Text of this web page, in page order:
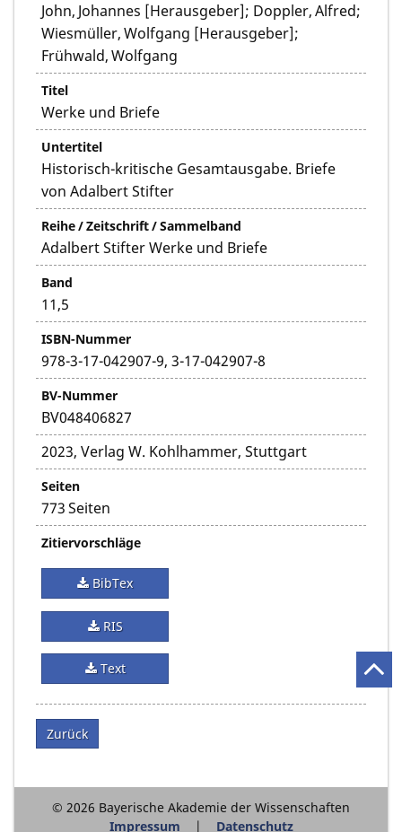
John, Johannes [Herausgeber]; Doppler, Alfred;
Wiesmüller, Wolfgang [Herausgeber];
Frühwald, Wolfgang
Titel
Werke und Briefe
Untertitel
Historisch-kritische Gesamtausgabe. Briefe
von Adalbert Stifter
Reihe / Zeitschrift / Sammelband
Adalbert Stifter Werke und Briefe
Band
11,5
ISBN-Nummer
978-3-17-042907-9, 3-17-042907-8
BV-Nummer
BV048406827
2023, Verlag W. Kohlhammer, Stuttgart
Seiten
773 Seiten
Zitiervorschläge
BibTex
RIS
Text
Zurück
© 2026 Bayerische Akademie der Wissenschaften
Impressum
Datenschutz